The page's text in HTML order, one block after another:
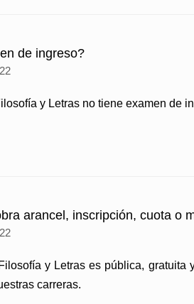
de ingreso?
y Letras no tiene examen de
arancel, inscripción, cuota o
y Letras es pública,
carreras.